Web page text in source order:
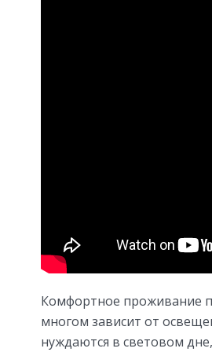
Комфортное проживание
многом зависит от
нуждаются в световом